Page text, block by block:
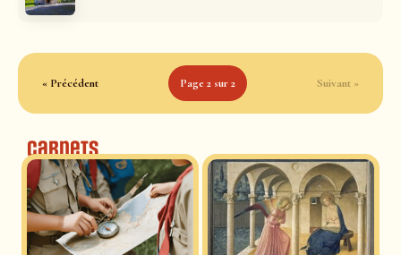
« Précédent Page 2 sur 2 Suivant »
Carnets